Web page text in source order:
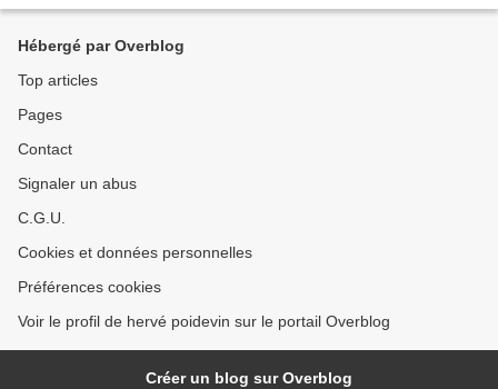
Hébergé par Overblog
Top articles
Pages
Contact
Signaler un abus
C.G.U.
Cookies et données personnelles
Préférences cookies
Voir le profil de hervé poidevin sur le portail Overblog
Créer un blog sur Overblog